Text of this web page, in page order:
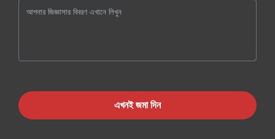
এখনই জমা দিন